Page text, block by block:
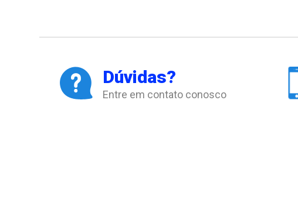
Dúvidas?
Entre em contato conosco